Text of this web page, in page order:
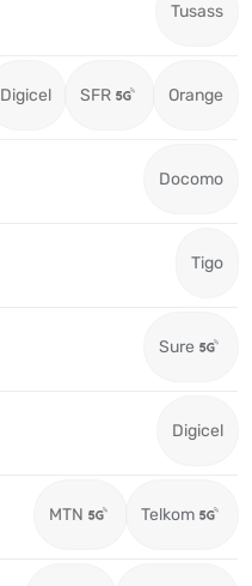
Tusass
Digicel SFR Orange
Docomo
Tigo
Sure
Digicel
MTN Telkom